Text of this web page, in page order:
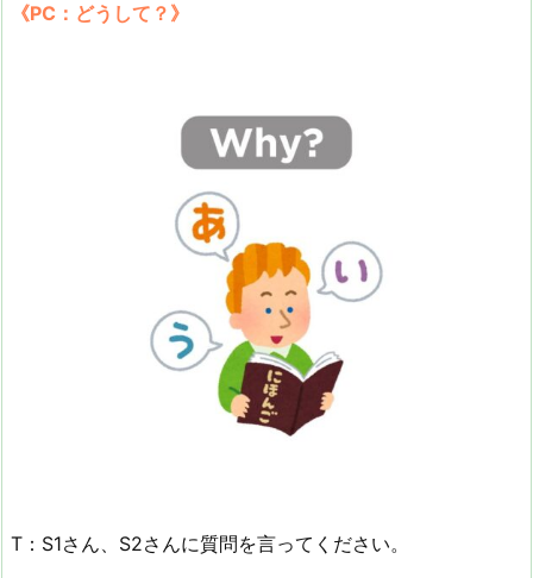
《PC：どうして？》
T：S1さん、S2さんに質問を言ってください。